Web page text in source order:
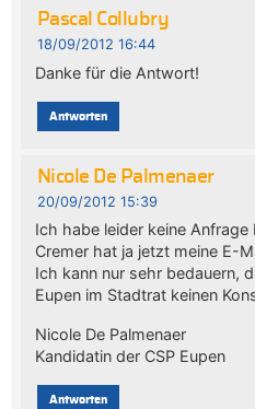
Pascal Collubry
18/09/2012 16:44
Danke für die Antwort!
Antworten
Nicole De Palmenaer
20/09/2012 15:39
Ich habe leider keine
Cremer hat ja jetzt meine E-
Ich kann nur sehr bedauern,
Eupen im Stadtrat keinen
Nicole De Palmenaer
Kandidatin der CSP Eupen
Antworten